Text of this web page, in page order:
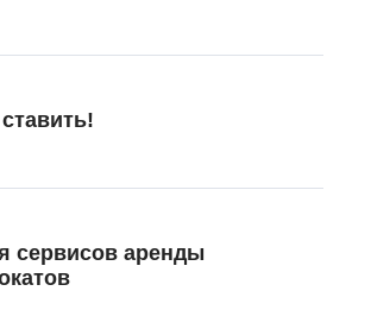
сервисов аренды